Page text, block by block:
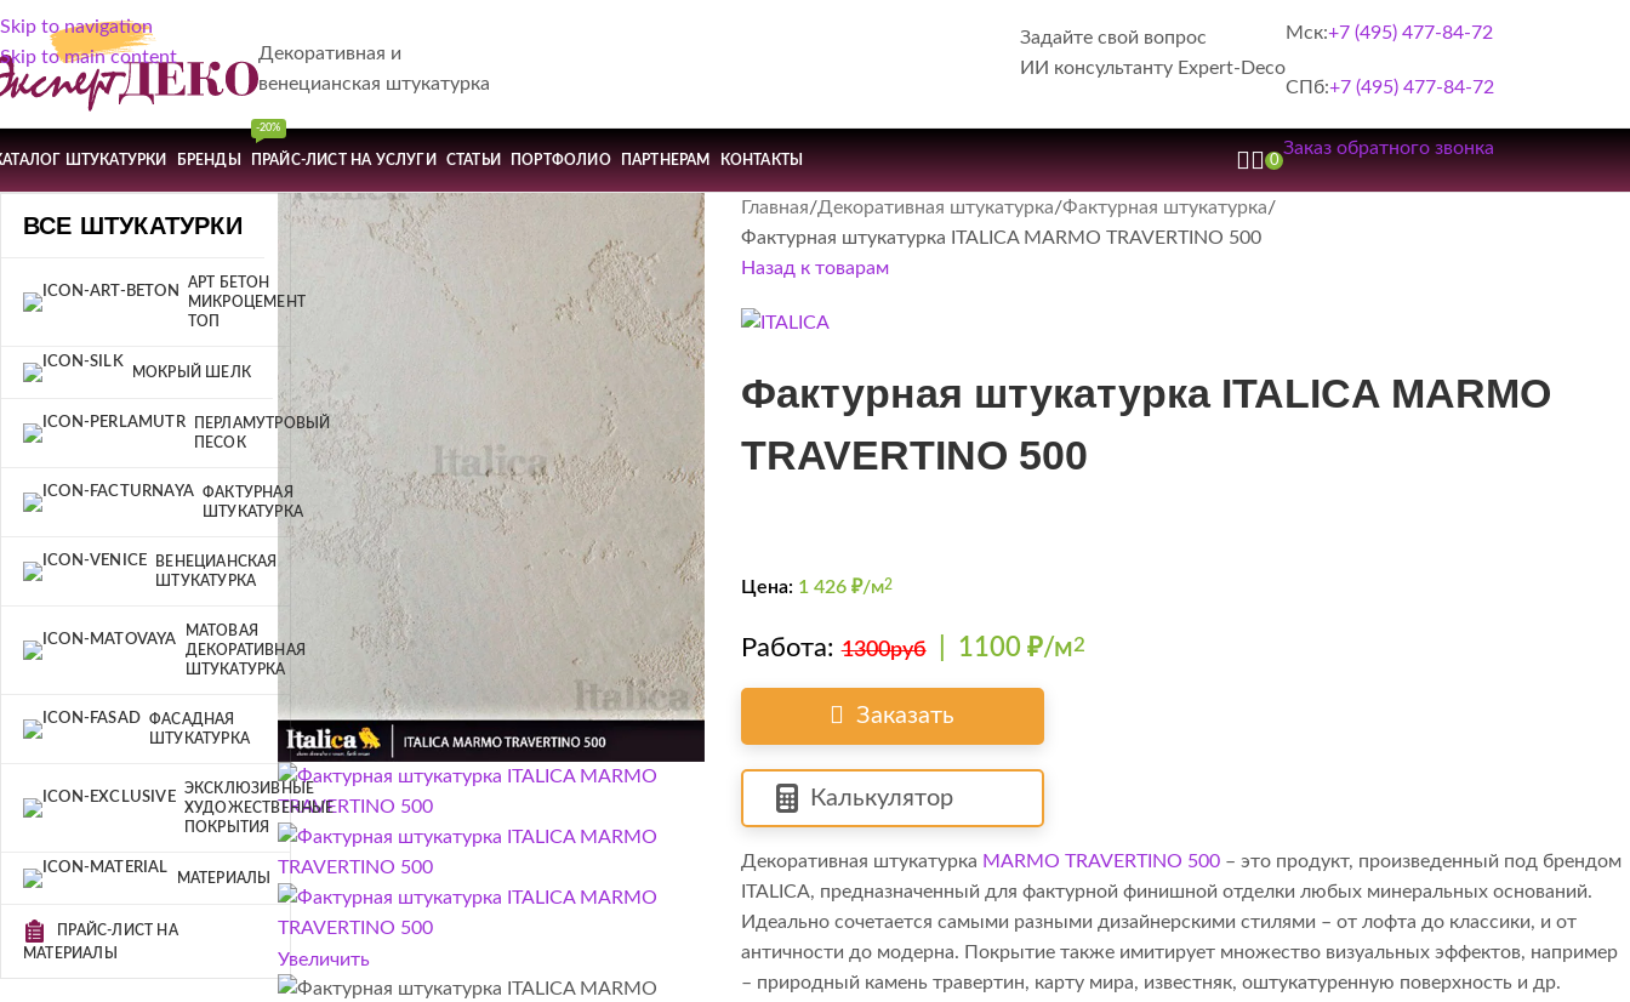
Skip to navigation
Skip to main content
Декоративная и
венецианская штукатурка
Задайте свой вопрос
ИИ консультанту Expert-Deco
Мск:+7 (495) 477-84-72
СПб:+7 (495) 477-84-72
ШТУКАТУРКИ БРЕНДЫ ПРАЙС-ЛИСТ НА УСЛУГИ
-20%
СТАТЬИ ПОРТФОЛИО ПАРТНЕРАМ КОНТАКТЫ 0
Заказ обратного звонка
ВСЕ ШТУКАТУРКИ
АРТ БЕТОН
МИКРОЦЕМЕНТ
ТОП
МОКРЫЙ ШЕЛК
ПЕРЛАМУТРОВЫЙ
ПЕСОК
ФАКТУРНАЯ
ШТУКАТУРКА
ВЕНЕЦИАНСКАЯ
ШТУКАТУРКА
МАТОВАЯ
ДЕКОРАТИВНАЯ
ШТУКАТУРКА
ФАСАДНАЯ
ШТУКАТУРКА
ЭКСКЛЮЗИВНЫЕ
ХУДОЖЕСТВЕННЫЕ
ПОКРЫТИЯ
МАТЕРИАЛЫ
ПРАЙС-ЛИСТ НА
МАТЕРИАЛЫ
Увеличить
Главная Декоративная штукатурка Фактурная штукатурка
Фактурная штукатурка ITALICA MARMO TRAVERTINO 500
Назад к товарам
Фактурная штукатурка ITALICA MARMO
TRAVERTINO 500
Цена: 1 426 ₽/м2
Работа:1300руб| 1100 ₽/м2
Заказать
Калькулятор
Декоративная штукатурка MARMO TRAVERTINO 500– это продукт, произведенный под брендом
ITALICA, предназначенный для фактурной финишной отделки любых минеральных оснований.
Идеально сочетается самыми разными дизайнерскими стилями – от лофта до классики, и от
античности до модерна. Покрытие также имитирует множество визуальных эффектов, например
– природный камень травертин, карту мира, известняк, оштукатуренную поверхность и др.